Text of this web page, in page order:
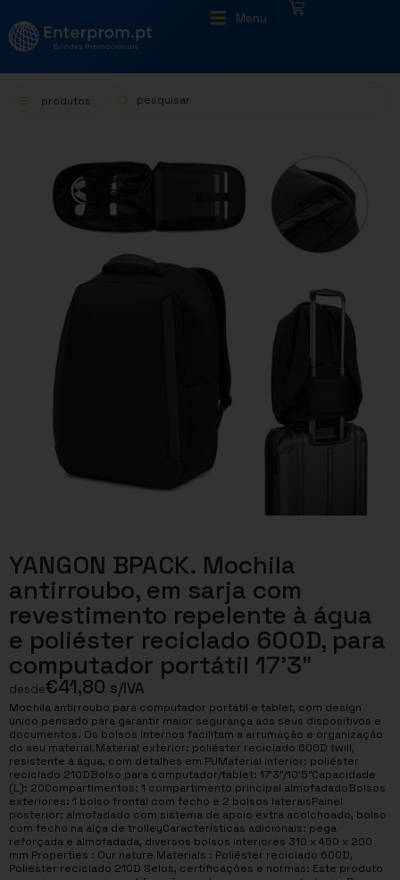
Menu
produtos
YANGON BPACK. Mochila
antirroubo, em sarja com
revestimento repelente à água
e poliéster reciclado 600D, para
computador portátil 17’3″
desde€41,80 s/IVA
Mochila antirroubo para computador portátil e tablet, com design
único pensado para garantir maior segurança aos seus dispositivos e
documentos. Os bolsos internos facilitam a arrumação e organização
do seu material.Material exterior: poliéster reciclado 600D twill,
resistente à água, com detalhes em PUMaterial interior: poliéster
reciclado 210DBolso para computador/tablet: 17’3″/10’5″Capacidade
(L): 20Compartimentos: 1 compartimento principal almofadadoBolsos
exteriores: 1 bolso frontal com fecho e 2 bolsos lateraisPainel
posterior: almofadado com sistema de apoio extra acolchoado, bolso
com fecho na alça de trolleyCaracterísticas adicionais: pega
reforçada e almofadada, diversos bolsos interiores 310 x 450 x 200
mm Properties : Our nature Materials : Poliéster reciclado 600D,
Poliéster reciclado 210D Selos, certificações e normas: Este produto